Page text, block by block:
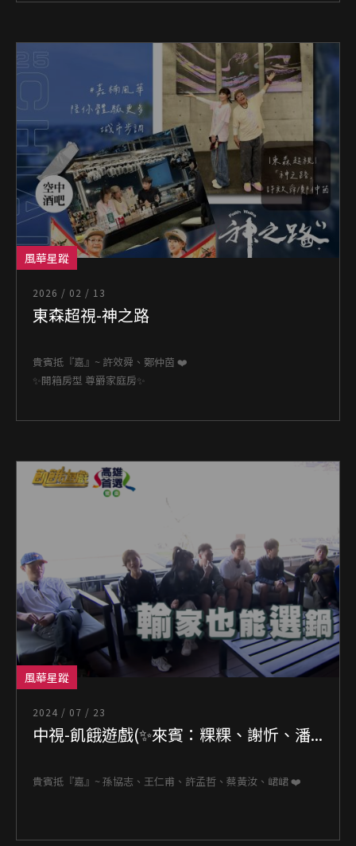
風華星蹤
2026 / 02 / 13
東森超視-神之路
貴賓抵『嘉』~ 許效舜、鄭仲茵 ❤️
✨開箱房型 尊爵家庭房✨
風華星蹤
2024 / 07 / 23
中視-飢餓遊戲(✨來賓：粿粿、謝忻、潘...
貴賓抵『嘉』~ 孫協志、王仁甫、許孟哲、蔡黃汝、峮峮 ❤️